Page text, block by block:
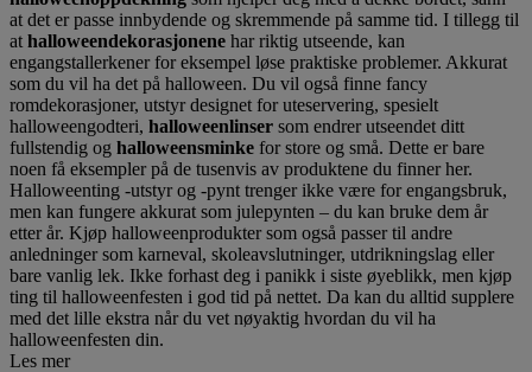
at det er passe innbydende og skremmende på samme tid. I tillegg til
at halloweendekorasjonene har riktig utseende, kan
engangstallerkener for eksempel løse praktiske problemer. Akkurat
som du vil ha det på halloween. Du vil også finne fancy
romdekorasjoner, utstyr designet for uteservering, spesielt
halloweengodteri, halloweenlinser som endrer utseendet ditt
fullstendig og halloweensminke for store og små. Dette er bare
noen få eksempler på de tusenvis av produktene du finner her.
Halloweenting -utstyr og -pynt trenger ikke være for engangsbruk,
men kan fungere akkurat som julepynten – du kan bruke dem år
etter år. Kjøp halloweenprodukter som også passer til andre
anledninger som karneval, skoleavslutninger, utdrikningslag eller
bare vanlig lek. Ikke forhast deg i panikk i siste øyeblikk, men kjøp
ting til halloweenfesten i god tid på nettet. Da kan du alltid supplere
med det lille ekstra når du vet nøyaktig hvordan du vil ha
halloweenfesten din.
Les mer